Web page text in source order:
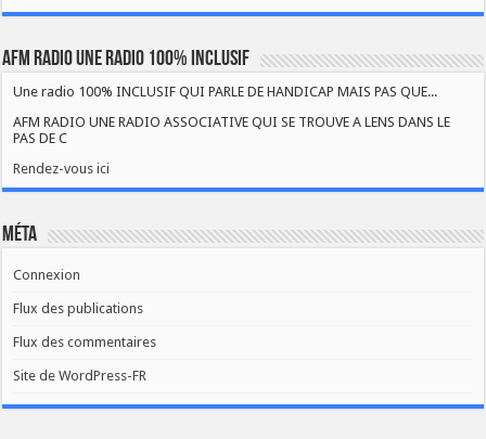
AFM RADIO UNE RADIO 100% INCLUSIF
Une radio 100% INCLUSIF QUI PARLE DE HANDICAP MAIS PAS QUE...
AFM RADIO UNE RADIO ASSOCIATIVE QUI SE TROUVE A LENS DANS LE
PAS DE C
Rendez-vous ici
Méta
Connexion
Flux des publications
Flux des commentaires
Site de WordPress-FR